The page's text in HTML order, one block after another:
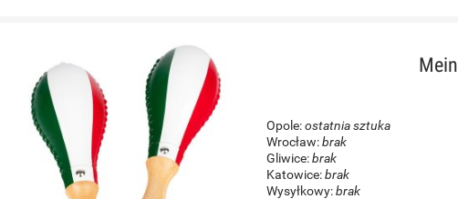
Opole:ostatnia sztuka
Wrocław:brak
Gliwice:brak
Katowice:brak
Wysyłkowy:brak